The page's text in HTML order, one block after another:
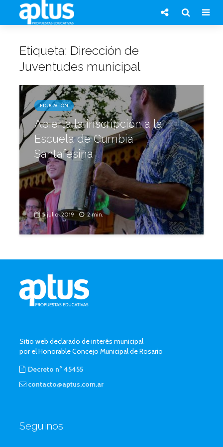
Etiqueta: Dirección de
Juventudes municipal
EDUCACIÓN
Abierta la inscripción a la
Escuela de Cumbia
Santafesina
5 julio, 2019 2 min.
Sitio web declarado de interés municipal
por el Honorable Concejo Municipal de Rosario
Decreto n° 45455
contacto@aptus.com.ar
Seguinos